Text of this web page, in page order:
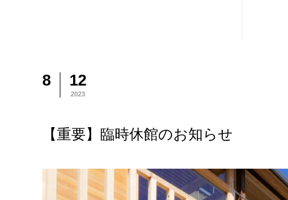
8 12
2023
【重要】臨時休館のお知らせ